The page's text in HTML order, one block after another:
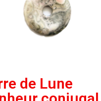
de Lune